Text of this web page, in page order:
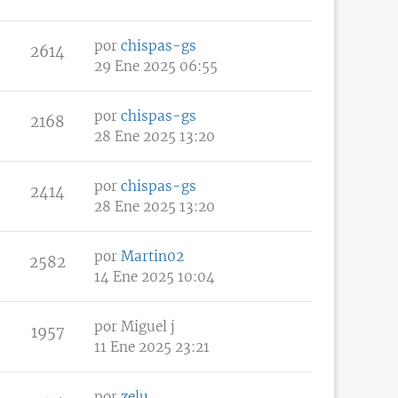
2614 por chispas-gs
29 Ene 2025 06:55
2168 por chispas-gs
28 Ene 2025 13:20
2414 por chispas-gs
28 Ene 2025 13:20
2582 por Martin02
14 Ene 2025 10:04
1957 por Miguel j
11 Ene 2025 23:21